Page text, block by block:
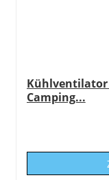
Kühlventilator
Camping...